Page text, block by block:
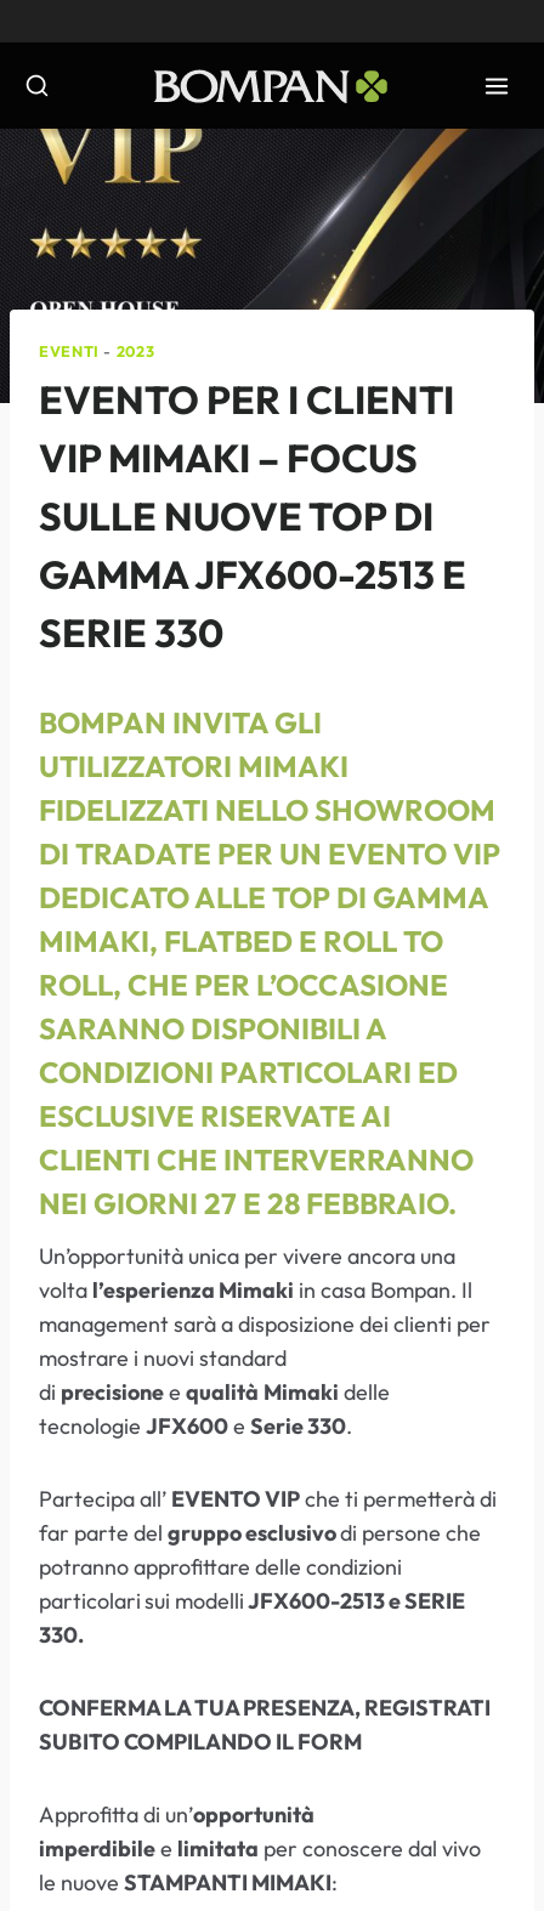
al
contenuto
EVENTI - 2023
EVENTO PER I CLIENTI
VIP MIMAKI – FOCUS
SULLE NUOVE TOP DI
GAMMA JFX600-2513 E
SERIE 330
BOMPAN INVITA GLI
UTILIZZATORI MIMAKI
FIDELIZZATI NELLO SHOWROOM
DI TRADATE PER UN EVENTO VIP
DEDICATO ALLE TOP DI GAMMA
MIMAKI, FLATBED E ROLL TO
ROLL, CHE PER L’OCCASIONE
SARANNO DISPONIBILI A
CONDIZIONI PARTICOLARI ED
ESCLUSIVE RISERVATE AI
CLIENTI CHE INTERVERRANNO
NEI GIORNI 27 E 28 FEBBRAIO.
Un’opportunità unica per vivere ancora una
volta l’esperienza Mimaki in casa Bompan. Il
management sarà a disposizione dei clienti per
mostrare i nuovi standard
di precisionee qualità Mimaki delle
tecnologie JFX600e Serie 330.
Partecipa all’ EVENTO VIPche ti permetterà di
far parte del gruppo esclusivodi persone che
potranno approfittare delle condizioni
particolarisui modelliJFX600-2513 e SERIE
330.
CONFERMA LA TUA PRESENZA, REGISTRATI
SUBITO COMPILANDO IL FORM
Approfitta di un’opportunità
imperdibilee limitata per conoscere dal vivo
le nuove STAMPANTI MIMAKI: